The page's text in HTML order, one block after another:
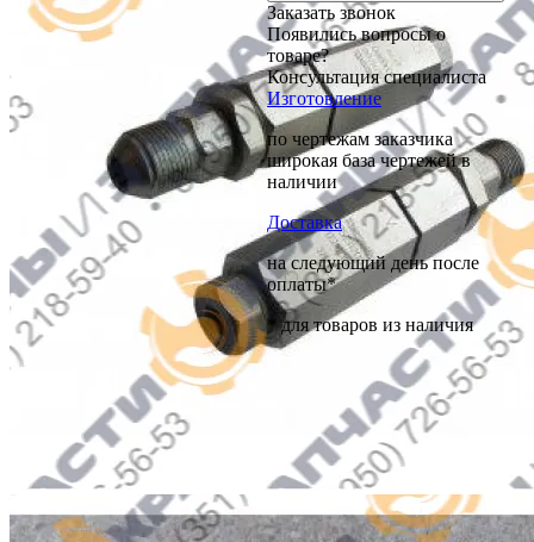
Заказать звонок
Появились вопросы о
товаре?
Консультация специалиста
Изготовление
по чертежам заказчика
широкая база чертежей в
наличии
Доставка
на следующий день после
оплаты*
* для товаров из наличия